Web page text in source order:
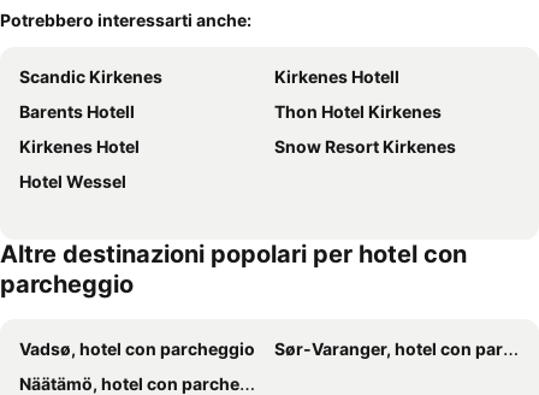
Potrebbero interessarti anche:
Scandic Kirkenes
Kirkenes Hotell
Barents Hotell
Thon Hotel Kirkenes
Kirkenes Hotel
Snow Resort Kirkenes
Hotel Wessel
Altre destinazioni popolari per hotel con
parcheggio
Vadsø, hotel con parcheggio
Sør-Varanger, hotel con parcheggio
Näätämö, hotel con parcheggio